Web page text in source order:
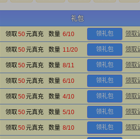
礼包
领取 50元真充 数量 6/10 领礼包 领取
领取 50元真充 数量 11/20 领礼包 领取
领取 50元真充 数量 8/11 领礼包 领取
领取 50元真充 数量 6/10 领礼包 领取
领取 50元真充 数量 4/10 领礼包 领取
领取 50元真充 数量 5/10 领礼包 领取
领取 50元真充 数量 8/10 领礼包 领取